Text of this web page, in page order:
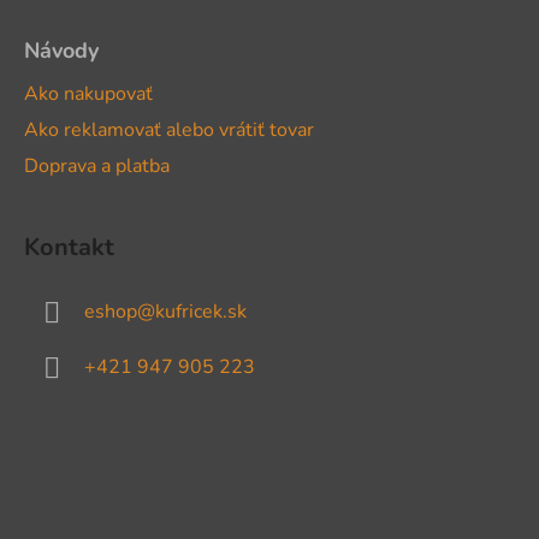
Návody
Ako nakupovať
Ako reklamovať alebo vrátiť tovar
Doprava a platba
Kontakt
eshop@kufricek.sk
+421 947 905 223